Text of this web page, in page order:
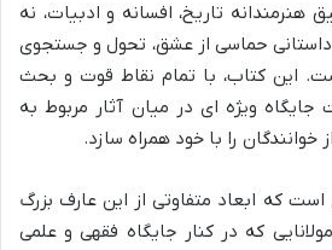
هنرمندانه تاریخ، افسانه و ادبیات، نه
داستانی حماسی از عشق، تحول و جستجوی
این کتاب، با تمام نقاط قوت و بحث
جایگاه ویژه ای در میان آثار مربوط به
خوانندگان را با خود همراه سازد.
است که ابعاد متفاوتی از این عارف بزرگ
که در کنار جایگاه فقهی و علمی